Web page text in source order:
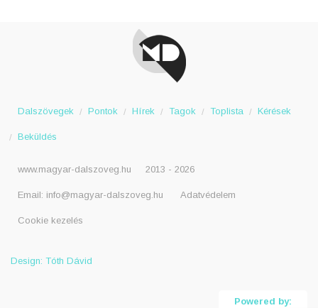
Dalszövegek Pontok Hírek Tagok Toplista Kérések
Beküldés
www.magyar-dalszoveg.hu 2013 - 2026
Email: info@magyar-dalszoveg.hu Adatvédelem
Cookie kezelés
Design: Tóth Dávid
Powered by: